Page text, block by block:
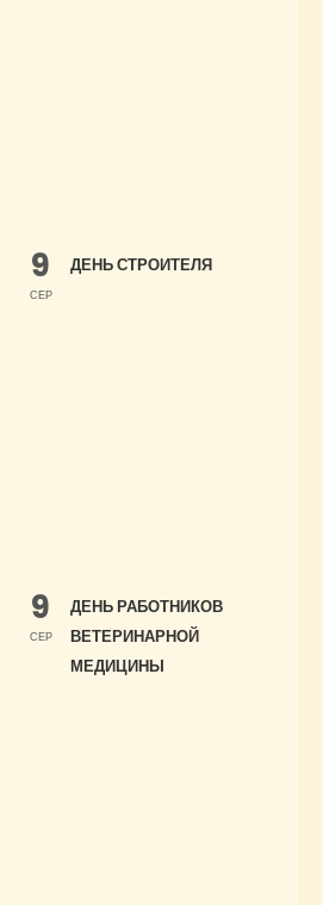
9
СЕР
ДЕНЬ СТРОИТЕЛЯ
9
СЕР
ДЕНЬ РАБОТНИКОВ
ВЕТЕРИНАРНОЙ
МЕДИЦИНЫ